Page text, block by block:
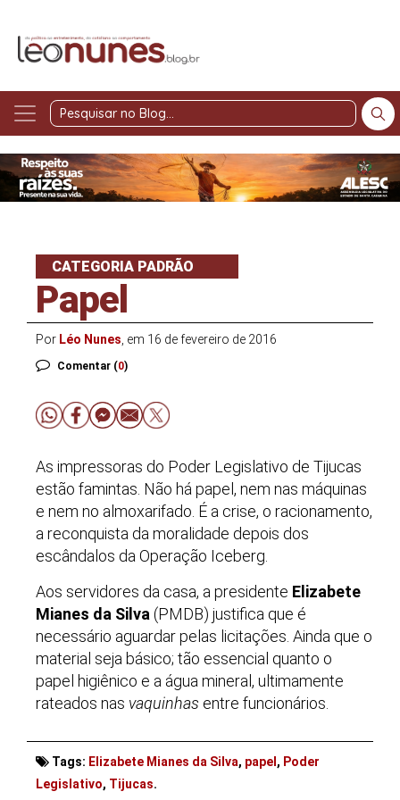
Pesquisar
Blog
CATEGORIA PADRÃO
Papel
Por Léo Nunes , em 16 de fevereiro de 2016
Comentar (0)
As impressoras do Poder Legislativo de Tijucas
estão famintas. Não há papel, nem nas máquinas
e nem no almoxarifado. É a crise, o racionamento,
a reconquista da moralidade depois dos
escândalos da Operação Iceberg.
Aos servidores da casa, a presidente Elizabete
Mianes da Silva (PMDB) justifica que é
necessário aguardar pelas licitações. Ainda que o
material seja básico; tão essencial quanto o
papel higiênico e a água mineral, ultimamente
rateados nas vaquinhas entre funcionários.
Tags: Elizabete Mianes da Silva, papel , Poder
Legislativo, Tijucas.